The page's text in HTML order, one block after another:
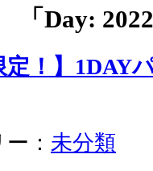
「Day:
定！】
： 未分類